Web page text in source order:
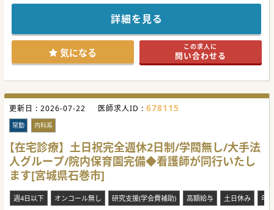
頼となりますので、必須ではありませんが、スキルを活かせ
■健診人数は1日あたり50名から100名程度であり、短時間
で集中して多くの受診者の健康チェックを行うことになりま
す。
#秋入職可
■精神科としての強固な基盤を維持しつつ、地域ニーズに応
えるために内科疾患への対応力を高め、医療の質を多角化さ
せる方針を打ち出しています。
■将来的に休床中の病床をすべて埋めていくことで、地域医
療の要となる拠点病院へと再生を図る非常に大きなビジョン
を持っています。
■120床の休床病床を再稼働させるという大きなミッション
に向け、入院受け入れの土台となる内科管理体制を強化した
【働きやすさ】
■勤務日数は週4日から5日の間で柔軟に相談が可能となって
おり、先生のライフスタイルに合わせた無理のないワークラ
イフバランスを実現できます。
■訪問診療の現場においては専任のサポートチームが組織さ
れており、訪問診療が不慣れな方もお受入れしやすい環境で
す。
■精神科専門医が揃っているため、専門外の対応が必要な場
合でも即座にコンサルテーションが可能な安心感のある協力
体制が整っています。
【募集背景】
■今回の募集は、病院再建の柱となる「訪問診療部門」の新
規立ち上げをリードしていただく内科の責任者を招聘するた
詳細を見る
気になる この求人に
問い合わせる
更新日 : 2026-07-22 医師求人ID : 678115
常勤 内科系
【在宅診療】土日祝完全週休2日制/学閥無し/大手法
人グループ/院内保育園完備◆看護師が同行いたし
ます[宮城県石巻市]
週4日以下 オンコール無し 研究支援(学会費補助) 高額給与 土日休み 年